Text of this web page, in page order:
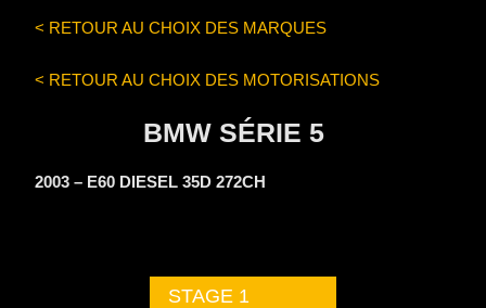
< RETOUR AU CHOIX DES MARQUES
< RETOUR AU CHOIX DES MOTORISATIONS
BMW SÉRIE 5
2003 – E60 DIESEL 35D 272CH
STAGE 1